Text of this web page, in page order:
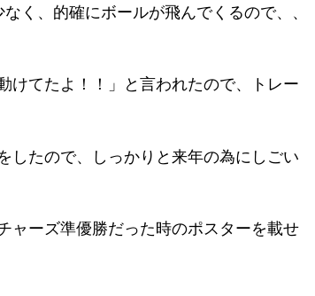
く、的確にボールが飛んでくるので、、
けてたよ！！」と言われたので、トレー
したので、しっかりと来年の為にしごい
ャーズ準優勝だった時のポスターを載せ